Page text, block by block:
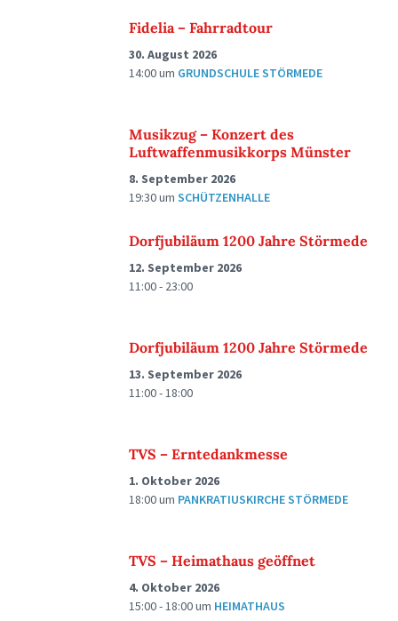
Fidelia – Fahrradtour
30. August 2026
14:00um GRUNDSCHULE STÖRMEDE
Musikzug – Konzert des
Luftwaffenmusikkorps Münster
8. September 2026
19:30um SCHÜTZENHALLE
Dorfjubiläum 1200 Jahre Störmede
12. September 2026
11:00 - 23:00
Dorfjubiläum 1200 Jahre Störmede
13. September 2026
11:00 - 18:00
TVS – Erntedankmesse
1. Oktober 2026
18:00um PANKRATIUSKIRCHE STÖRMEDE
TVS – Heimathaus geöffnet
4. Oktober 2026
15:00 - 18:00um HEIMATHAUS